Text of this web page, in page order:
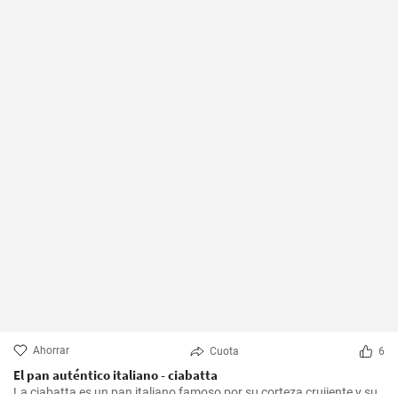
Ahorrar Cuota 6
El pan auténtico italiano - ciabatta